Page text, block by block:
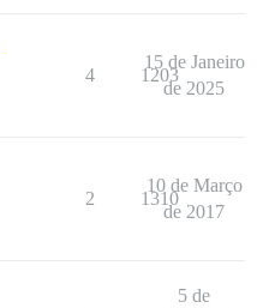
4 1203
15 de Janeiro
de 2025
2 1310
10 de Março
de 2017
5 de